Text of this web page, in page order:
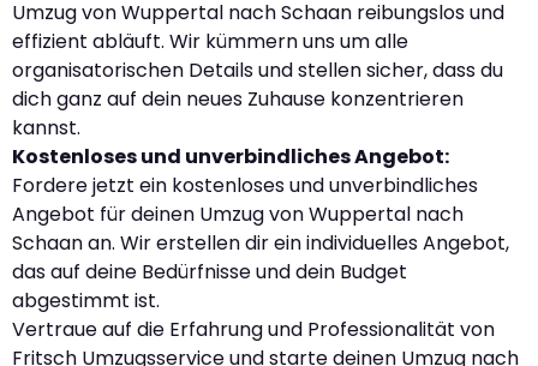
Umzug von Wuppertal nach Schaan reibungslos und
effizient abläuft. Wir kümmern uns um alle
organisatorischen Details und stellen sicher, dass du
dich ganz auf dein neues Zuhause konzentrieren
kannst.
Kostenloses und unverbindliches Angebot:
Fordere jetzt ein kostenloses und unverbindliches
Angebot für deinen Umzug von Wuppertal nach
Schaan an. Wir erstellen dir ein individuelles Angebot,
das auf deine Bedürfnisse und dein Budget
abgestimmt ist.
Vertraue auf die Erfahrung und Professionalität von
Fritsch Umzugsservice und starte deinen Umzug nach